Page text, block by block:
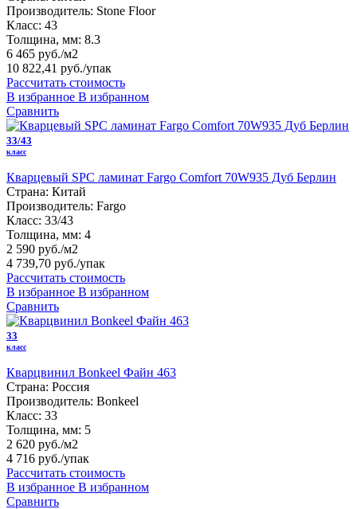
Производитель: Stone Floor
Класс: 43
Толщина, мм: 8.3
6 465 руб./м2
10 822,41 руб./упак
Рассчитать стоимость
В избранное В избранном
Сравнить
33/43
класс
Кварцевый SPC ламинат Fargo Comfort 70W935 Дуб Берлин
Страна: Китай
Производитель: Fargo
Класс: 33/43
Толщина, мм: 4
2 590 руб./м2
4 739,70 руб./упак
Рассчитать стоимость
В избранное В избранном
Сравнить
33
класс
Кварцвинил Bonkeel Файн 463
Страна: Россия
Производитель: Bonkeel
Класс: 33
Толщина, мм: 5
2 620 руб./м2
4 716 руб./упак
Рассчитать стоимость
В избранное В избранном
Сравнить